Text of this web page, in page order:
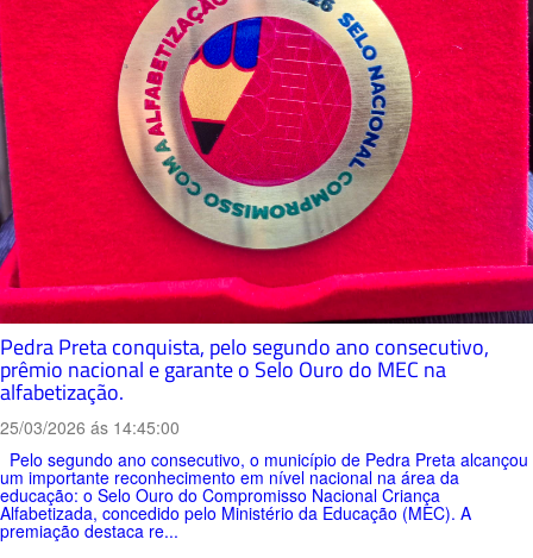
Pedra Preta conquista, pelo segundo ano consecutivo,
prêmio nacional e garante o Selo Ouro do MEC na
alfabetização.
25/03/2026 ás 14:45:00
Pelo segundo ano consecutivo, o município de Pedra Preta alcançou
um importante reconhecimento em nível nacional na área da
educação: o Selo Ouro do Compromisso Nacional Criança
Alfabetizada, concedido pelo Ministério da Educação (MEC). A
premiação destaca re...